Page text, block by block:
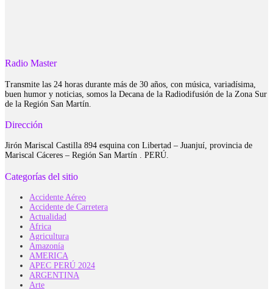
Radio Master
Transmite las 24 horas durante más de 30 años, con música, variadísima,
buen humor y noticias, somos la Decana de la Radiodifusión de la Zona Sur
de la Región San Martín.
Dirección
Jirón Mariscal Castilla 894 esquina con Libertad – Juanjuí, provincia de
Mariscal Cáceres – Región San Martín . PERÚ.
Categorías del sitio
Accidente Aéreo
Accidente de Carretera
Actualidad
Africa
Agricultura
Amazonía
AMERICA
APEC PERÚ 2024
ARGENTINA
Arte